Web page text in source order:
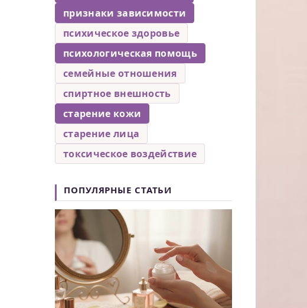
признаки зависимости
психическое здоровье
психологическая помощь
семейные отношения
спиртное внешность
старение кожи
старение лица
токсическое воздействие
ПОПУЛЯРНЫЕ СТАТЬИ